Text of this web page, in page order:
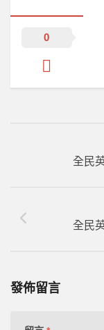
0
全民
全民
發佈留言